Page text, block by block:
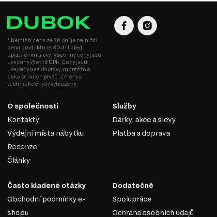
* Nejnižší cena za 30 dní je nejnižší
cena produktu za 30 dní před
uplatněním slevy. Všechny ceny jsou
uvedeny včetně DPH. Ceny jsou
uvedeny bez dopravy, montáže a
dekorativních prvků. Změny a
technické chyby vyhrazeny.
O společnosti
Kontakty
Výdejní místa nábytku
Recenze
Články
Služby
Dárky, akce a slevy
Platba a doprava
Často kladené otázky
Obchodní podmínky e-
shopu
Dodatečně
Spolupráce
Ochrana osobních údajů